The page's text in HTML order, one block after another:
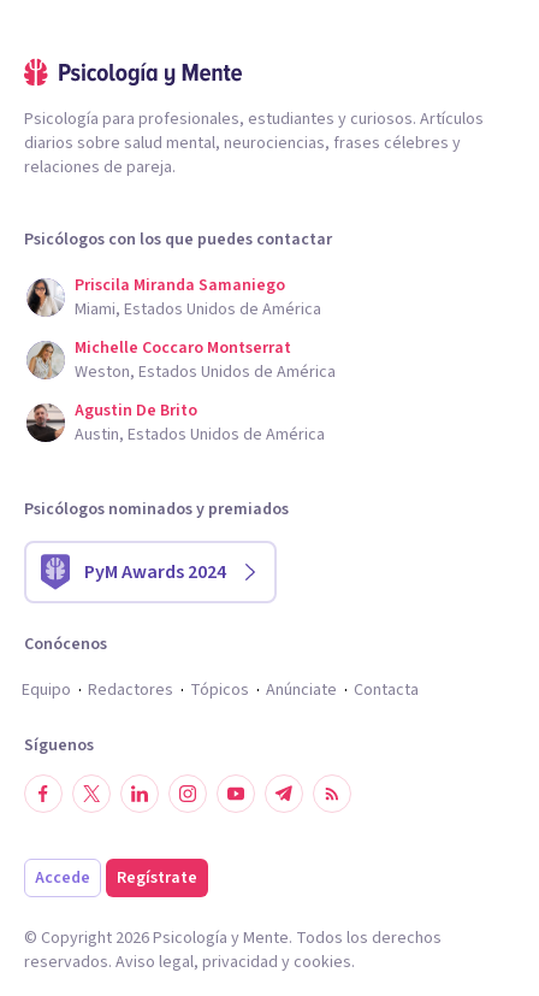
Psicología para profesionales, estudiantes y curiosos. Artículos
diarios sobre salud mental, neurociencias, frases célebres y
relaciones de pareja.
Psicólogos con los que puedes contactar
Priscila Miranda Samaniego
Miami, Estados Unidos de América
Michelle Coccaro Montserrat
Weston, Estados Unidos de América
Agustin De Brito
Austin, Estados Unidos de América
Psicólogos nominados y premiados
PyM Awards 2024
Conócenos
Equipo
Redactores Tópicos Anúnciate Contacta
Síguenos
Accede Regístrate
© Copyright 2026Psicología y Mente. Todos los derechos
reservados. Aviso legal, privacidad y cookies.